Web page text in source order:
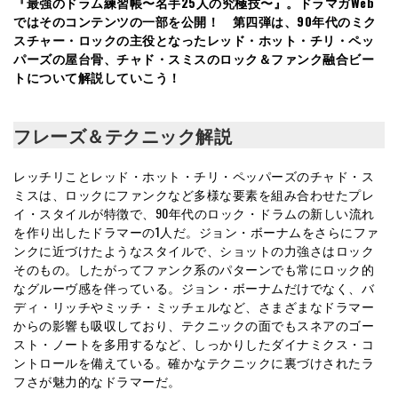
ではそのコンテンツの一部を公開！ 第四弾は、90年代のミク
スチャー・ロックの主役となったレッド・ホット・チリ・ペッ
パーズの屋台骨、チャド・スミスのロック＆ファンク融合ビー
トについて解説していこう！
フレーズ＆テクニック解説
レッチリことレッド・ホット・チリ・ペッパーズのチャド・ス
ミスは、ロックにファンクなど多様な要素を組み合わせたプレ
イ・スタイルが特徴で、90年代のロック・ドラムの新しい流れ
を作り出したドラマーの1人だ。ジョン・ボーナムをさらにファ
ンクに近づけたようなスタイルで、ショットの力強さはロック
そのもの。したがってファンク系のパターンでも常にロック的
なグルーヴ感を伴っている。ジョン・ボーナムだけでなく、バ
ディ・リッチやミッチ・ミッチェルなど、さまざまなドラマー
からの影響も吸収しており、テクニックの面でもスネアのゴー
スト・ノートを多用するなど、しっかりしたダイナミクス・コ
ントロールを備えている。確かなテクニックに裏づけされたラ
フさが魅力的なドラマーだ。